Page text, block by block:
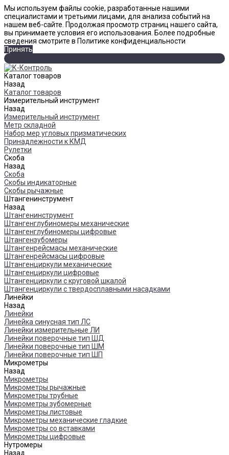
Мы используем файлы cookie, разработанные нашими
специалистами и третьими лицами, для анализа событий на
нашем веб-сайте. Продолжая просмотр страниц нашего сайта,
вы принимаете условия его использования. Более подробные
сведения смотрите в Политике конфиденциальности
Принять
Каталог товаров
Назад
Каталог товаров
Измерительный инструмент
Назад
Измерительный инструмент
Метр складной
Набор мер угловых призматических
Принадлежности к КМД
Рулетки
Скоба
Назад
Скоба
Скобы индикаторные
Скобы рычажные
Штангенинструмент
Назад
Штангенинструмент
Штангенглубиномеры механические
Штангенглубиномеры цифровые
Штангензубомеры
Штангенрейсмасы механические
Штангенрейсмасы цифровые
Штангенциркули механические
Штангенциркули цифровые
Штангенциркули с круговой шкалой
Штангенциркули с твердосплавными насадками
Линейки
Назад
Линейки
Линейка синусная тип ЛС
Линейки измерительные ЛИ
Линейки поверочные тип ШД
Линейки поверочные тип ШМ
Линейки поверочные тип ШП
Микрометры
Назад
Микрометры
Микрометры рычажные
Микрометры трубные
Микрометры зубомерные
Микрометры листовые
Микрометры механические гладкие
Микрометры со вставками
Микрометры цифровые
Нутромеры
Назад